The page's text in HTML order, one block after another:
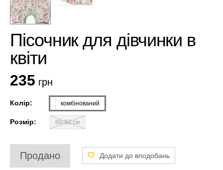
Пісочник для дівчинки в
квіти
235 грн
Колір: комбінований
Розмір: 86-92 см
Продано